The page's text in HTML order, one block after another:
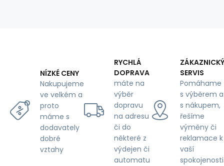
NÍZKÉ CENY
Nakupujeme
ve velkém a
proto
máme s
dodavately
dobré
vztahy
RYCHLÁ
DOPRAVA
máte na
výběr
dopravu
na adresu
či do
některé z
výdejen či
automatu
ZÁKAZNICKÝ
SERVIS
Pomáhame
s výběrem a
s nákupem,
řešíme
výměny či
reklamace k
vaší
spokojenosti